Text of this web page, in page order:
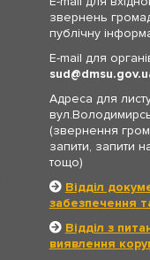
звернень
публічну
E-mail для
sud
Адреса для
(звернення
запити, запити
тощо)
Відділ
забезпечення
Відділ з
виявлення